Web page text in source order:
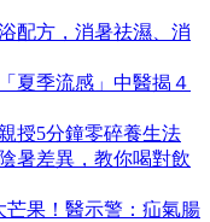
配方，消暑祛濕、消
夏季流感」中醫揭４
授5分鐘零碎養生法
暑差異，教你喝對飲
芒果！醫示警：疝氣腸